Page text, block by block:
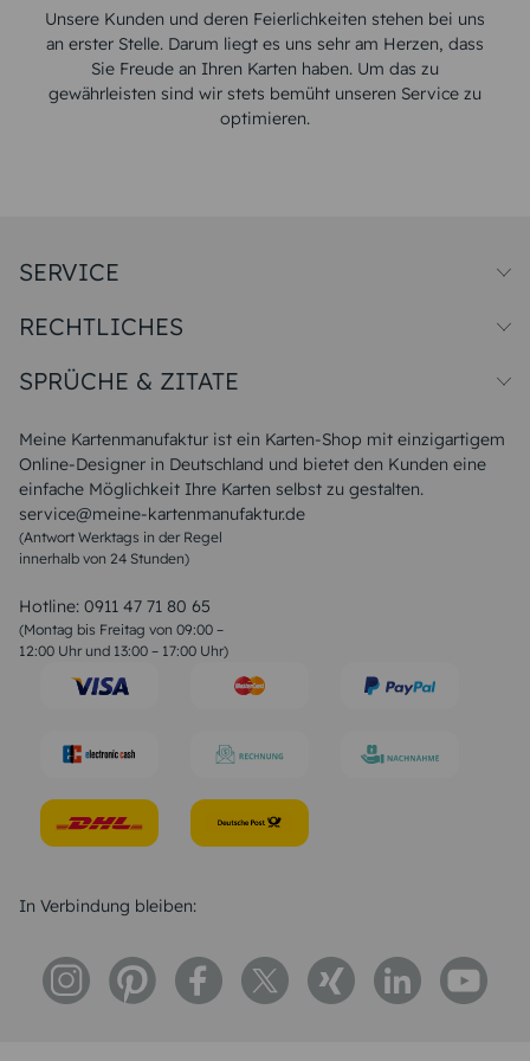
Unsere Kunden und deren Feierlichkeiten stehen bei uns
an erster Stelle. Darum liegt es uns sehr am Herzen, dass
Sie Freude an Ihren Karten haben. Um das zu
gewährleisten sind wir stets bemüht unseren Service zu
optimieren.
Meine Kartenmanufaktur ist ein Karten-Shop mit einzigartigem
Online-Designer in Deutschland und bietet den Kunden eine
einfache Möglichkeit Ihre Karten selbst zu gestalten.
service@meine-kartenmanufaktur.de
(Antwort Werktags in der Regel
innerhalb von 24 Stunden)
Hotline: 0911 47 71 80 65
(Montag bis Freitag von 09:00 –
12:00 Uhr und 13:00 – 17:00 Uhr)
SERVICE
Papiersorten
Unsere Produktion
Magazin
FAQ
RECHTLICHES
Widerrufsbelehrung
SPRÜCHE & ZITATE
Liebeskummer Sprüche
Sommer Sprüche
Muttertagssprüche
Sprüche zur Hochzeit
Sprüche zur Konfirmation & Kommunion
Weihnachtsgedichte
Liebessprüche
Geburtstagssprüche
Trauersprüche
Konfirmation Glückwünsche
In Verbindung bleiben: